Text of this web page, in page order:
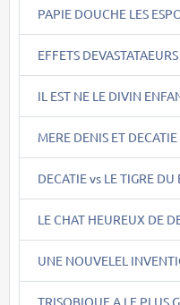
PAPIE DOUCHE LES
EFFETS
IL EST NE LE DIVIN
MERE DENIS ET DECATIE
DECATIE vs LE TIGRE DU
LE CHAT HEUREUX DE
UNE NOUVELEL
TRISOBIQUE A LE PLUS